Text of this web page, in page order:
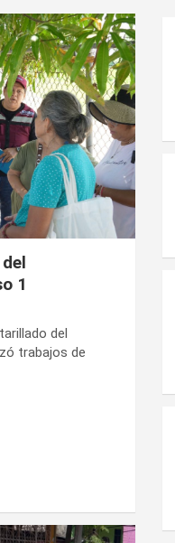
1
del
trabajos de